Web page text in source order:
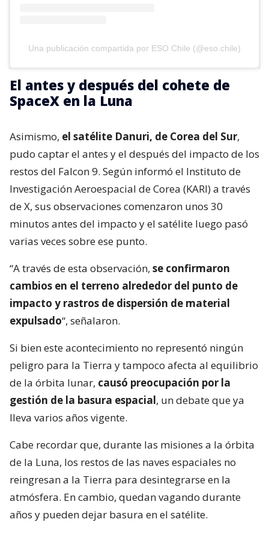
Una publicación compartida por ESO Chile (@eso.chile)
El antes y después del cohete de
SpaceX en la Luna
Asimismo, el satélite Danuri, de Corea del Sur,
pudo captar el antes y el después del impacto de los
restos del Falcon 9. Según informó el Instituto de
Investigación Aeroespacial de Corea (KARI) a través
de X, sus observaciones comenzaron unos 30
minutos antes del impacto y el satélite luego pasó
varias veces sobre ese punto.
“A través de esta observación, se confirmaron
cambios en el terreno alrededor del punto de
impacto y rastros de dispersión de material
expulsado“, señalaron.
Si bien este acontecimiento no representó ningún
peligro para la Tierra y tampoco afecta al equilibrio
de la órbita lunar, causó preocupación por la
gestión de la basura espacial, un debate que ya
lleva varios años vigente.
Cabe recordar que, durante las misiones a la órbita
de la Luna, los restos de las naves espaciales no
reingresan a la Tierra para desintegrarse en la
atmósfera. En cambio, quedan vagando durante
años y pueden dejar basura en el satélite.